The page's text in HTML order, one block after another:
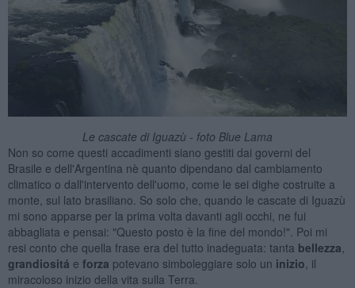
Le cascate di Iguazù - foto Blue Lama
Non so come questi accadimenti siano gestiti dai governi del
Brasile e dell'Argentina nè quanto dipendano dal cambiamento
climatico o dall'intervento dell'uomo, come le sei dighe costruite a
monte, sul lato brasiliano. So solo che, quando le cascate di Iguazù
mi sono apparse per la prima volta davanti agli occhi, ne fui
abbagliata e pensai: "Questo posto è la fine del mondo!". Poi mi
resi conto che quella frase era del tutto inadeguata: tanta bellezza
grandiositá e forza potevano simboleggiare solo un inizio , il
miracoloso inizio della vita sulla Terra.